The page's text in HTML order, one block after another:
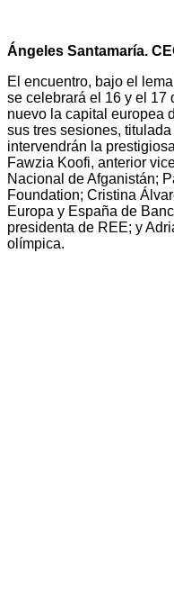
Ángeles Santamaría.
El encuentro, bajo el lema
se celebrará el 16 y el 17
nuevo la capital europea
sus tres sesiones,
intervendrán la
Fawzia Koofi, anterior
Nacional de Afganistán;
Foundation; Cristina
Europa y España de
presidenta de REE; y
olímpica.